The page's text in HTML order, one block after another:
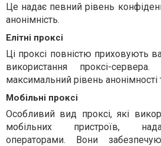
Це надає певний рівень
анонімність.
Елітні проксі
Ці проксі повністю приховують
використання проксі-
максимальний рівень анонімності
Мобільні проксі
Особливий вид проксі, які
мобільних пристроїв,
операторами. Вони